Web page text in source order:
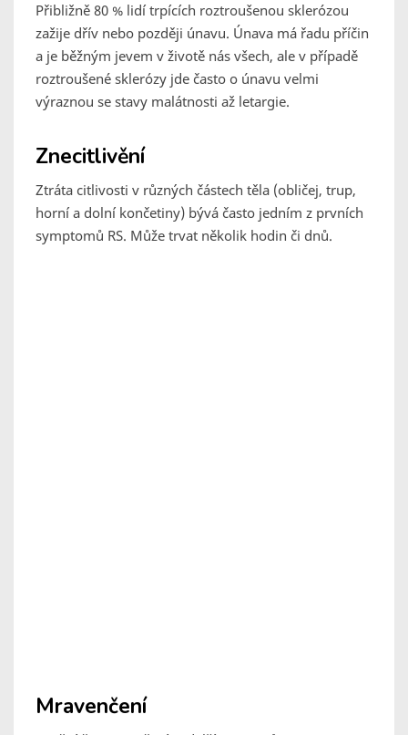
Přibližně 80 % lidí trpících roztroušenou sklerózou
zažije dřív nebo později únavu. Únava má řadu příčin
a je běžným jevem v životě nás všech, ale v případě
roztroušené sklerózy jde často o únavu velmi
výraznou se stavy malátnosti až letargie.
Znecitlivění
Ztráta citlivosti v různých částech těla (obličej, trup,
horní a dolní končetiny) bývá často jedním z prvních
symptomů RS. Může trvat několik hodin či dnů.
Mravenčení